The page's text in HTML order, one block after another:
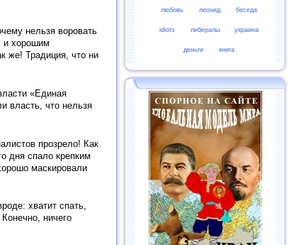
нельзя воровать
и хорошим
же! Традиция, что ни
«Единая
власть, что нельзя
прозрело! Как
дня спало крепким
маскировали
хватит спать,
ничего
любовь леонид беседа
idiots либералы украина
деньги книга